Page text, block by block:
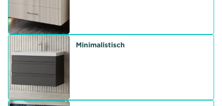
Minimalistisch